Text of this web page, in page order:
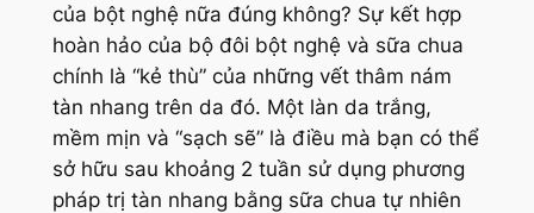
của bột nghệ nữa đúng không? Sự kết hợp
hoàn hảo của bộ đôi bột nghệ và sữa chua
chính là “kẻ thù”của những vết thâm nám
tàn nhang trên da đó. Một làn da trắng,
mềm mịn và “sạch sẽ”là điều mà bạn có thể
sở hữu sau khoảng 2 tuần sử dụng phương
pháp trị tàn nhang bằng sữa chua tự nhiên